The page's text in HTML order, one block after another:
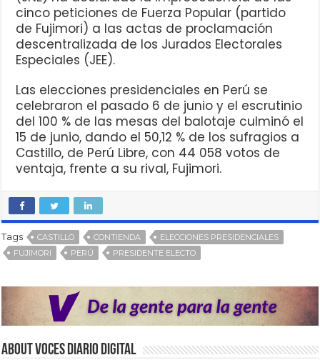
cinco peticiones de Fuerza Popular (partido
de Fujimori) a las actas de proclamación
descentralizada de los Jurados Electorales
Especiales (JEE).
Las elecciones presidenciales en Perú se
celebraron el pasado 6 de junio y el escrutinio
del 100 % de las mesas del balotaje culminó el
15 de junio, dando el 50,12 % de los sufragios a
Castillo, de Perú Libre, con 44 058 votos de
ventaja, frente a su rival, Fujimori.
Tags CASTILLO CONTIENDA
ELECCIONES PRESIDENCIALES
FUJIMORI
PERÚ PRESIDENTE ELECTO
About VOCES Diario digital